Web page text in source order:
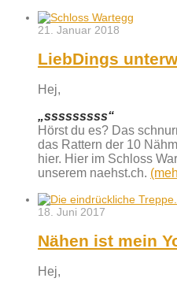
21. Januar 2018
LiebDings
Hej,
„sssssssss“
Hörst du es? Das
das Rattern der 10
hier. Hier im Schloss
unserem naehst.ch.
18. Juni 2017
Nähen ist mein
Hej,